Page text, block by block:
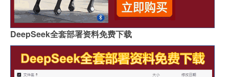
DeepSeek全套部署资料免费下载